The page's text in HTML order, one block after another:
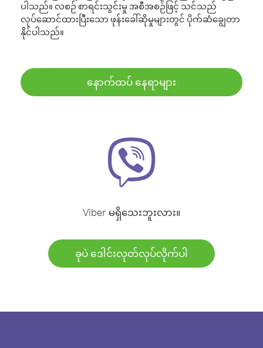
ပါသည်။ လစဉ် စာရင်းသွင်းမှု အစီအစဉ်ဖြင့် သင်သည်
လုပ်ဆောင်ထားပြီးသော ဖုန်းခေါ်ဆိုမှုများတွင် ပိုက်ဆံချွေတာ
နိုင်ပါသည်။
နောက်ထပ် နေရာများ
Viber မရှိသေးဘူးလား။
ခုပဲ ဒေါင်းလုတ်လုပ်လိုက်ပါ